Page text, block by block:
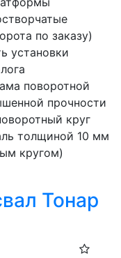
по заказу)
установки
поворотной
прочности
круг
толщиной 10 мм
кругом)
Тонар